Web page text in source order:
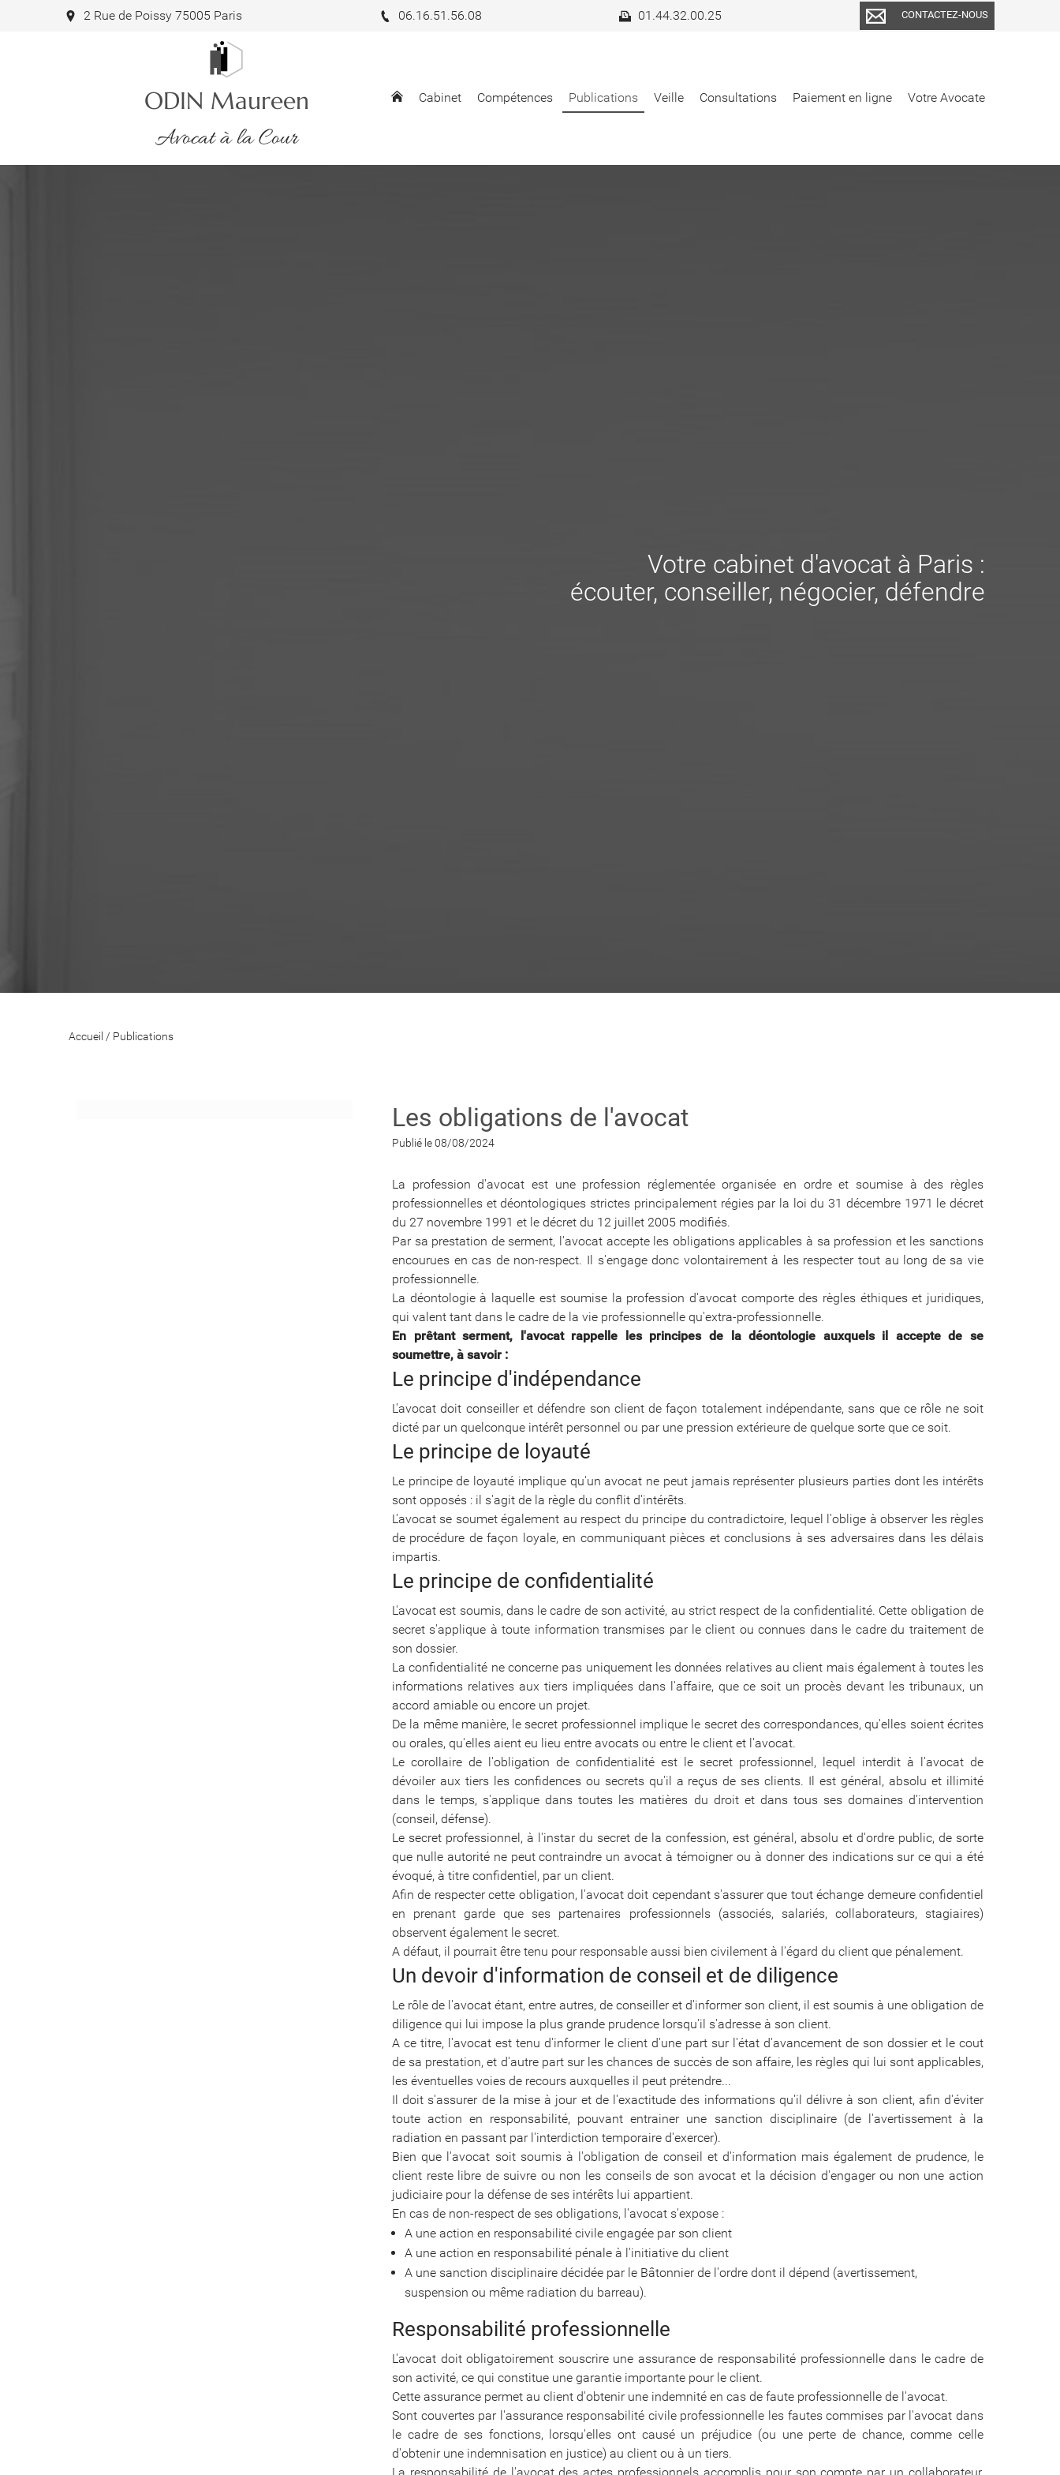
ODIN Maureen
Avocat à la Cour
Cabinet Compétences Publications Veille Consultations Paiement en ligne Votre Avocate
2 Rue de Poissy 75005 Paris 06.16.51.56.08 01.44.32.00.25 CONTACTEZ-NOUS
Votre cabinet d'avocat à Paris :
écouter, conseiller, négocier, défendre
Accueil / Publications
Les obligations de l'avocat
Publié le 08/08/2024
La profession d'avocat est une profession réglementée organisée en ordre et soumise à des règles
professionnelles et déontologiques strictes principalement régies par la loi du 31 décembre 1971 le décret
du 27 novembre 1991 et le décret du 12 juillet 2005 modifiés.
Par sa prestation de serment, l'avocat accepte les obligations applicables à sa profession et les sanctions
encourues en cas de non-respect. Il s'engage donc volontairement à les respecter tout au long de sa vie
professionnelle.
La déontologie à laquelle est soumise la profession d'avocat comporte des règles éthiques et juridiques,
qui valent tant dans le cadre de la vie professionnelle qu'extra-professionnelle.
En prêtant serment, l'avocat rappelle les principes de la déontologie auxquels il accepte de se
soumettre, à savoir :
Le principe d'indépendance
L'avocat doit conseiller et défendre son client de façon totalement indépendante, sans que ce rôle ne soit
dicté par un quelconque intérêt personnel ou par une pression extérieure de quelque sorte que ce soit.
Le principe de loyauté
Le principe de loyauté implique qu'un avocat ne peut jamais représenter plusieurs parties dont les intérêts
sont opposés : il s'agit de la règle du conflit d'intérêts.
L'avocat se soumet également au respect du principe du contradictoire, lequel l'oblige à observer les règles
de procédure de façon loyale, en communiquant pièces et conclusions à ses adversaires dans les délais
impartis.
Le principe de confidentialité
L'avocat est soumis, dans le cadre de son activité, au strict respect de la confidentialité. Cette obligation de
secret s'applique à toute information transmises par le client ou connues dans le cadre du traitement de
son dossier.
La confidentialité ne concerne pas uniquement les données relatives au client mais également à toutes les
informations relatives aux tiers impliquées dans l'affaire, que ce soit un procès devant les tribunaux, un
accord amiable ou encore un projet.
De la même manière, le secret professionnel implique le secret des correspondances, qu'elles soient écrites
ou orales, qu'elles aient eu lieu entre avocats ou entre le client et l'avocat.
Le corollaire de l'obligation de confidentialité est le secret professionnel, lequel interdit à l'avocat de
dévoiler aux tiers les confidences ou secrets qu'il a reçus de ses clients. Il est général, absolu et illimité
dans le temps, s'applique dans toutes les matières du droit et dans tous ses domaines d'intervention
(conseil, défense).
Le secret professionnel, à l'instar du secret de la confession, est général, absolu et d'ordre public, de sorte
que nulle autorité ne peut contraindre un avocat à témoigner ou à donner des indications sur ce qui a été
évoqué, à titre confidentiel, par un client.
Afin de respecter cette obligation, l'avocat doit cependant s'assurer que tout échange demeure confidentiel
en prenant garde que ses partenaires professionnels (associés, salariés, collaborateurs, stagiaires)
observent également le secret.
A défaut, il pourrait être tenu pour responsable aussi bien civilement à l'égard du client que pénalement.
Un devoir d'information de conseil et de diligence
Le rôle de l'avocat étant, entre autres, de conseiller et d'informer son client, il est soumis à une obligation de
diligence qui lui impose la plus grande prudence lorsqu'il s'adresse à son client.
A ce titre, l'avocat est tenu d'informer le client d'une part sur l'état d'avancement de son dossier et le cout
de sa prestation, et d'autre part sur les chances de succès de son affaire, les règles qui lui sont applicables,
les éventuelles voies de recours auxquelles il peut prétendre...
Il doit s'assurer de la mise à jour et de l'exactitude des informations qu'il délivre à son client, afin d'éviter
toute action en responsabilité, pouvant entrainer une sanction disciplinaire (de l'avertissement à la
radiation en passant par l'interdiction temporaire d'exercer).
Bien que l'avocat soit soumis à l'obligation de conseil et d'information mais également de prudence, le
client reste libre de suivre ou non les conseils de son avocat et la décision d'engager ou non une action
judiciaire pour la défense de ses intérêts lui appartient.
En cas de non-respect de ses obligations, l'avocat s'expose :
A une action en responsabilité civile engagée par son client
A une action en responsabilité pénale à l'initiative du client
A une sanction disciplinaire décidée par le Bâtonnier de l'ordre dont il dépend (avertissement,
suspension ou même radiation du barreau).
Responsabilité professionnelle
L'avocat doit obligatoirement souscrire une assurance de responsabilité professionnelle dans le cadre de
son activité, ce qui constitue une garantie importante pour le client.
Cette assurance permet au client d'obtenir une indemnité en cas de faute professionnelle de l'avocat.
Sont couvertes par l'assurance responsabilité civile professionnelle les fautes commises par l'avocat dans
le cadre de ses fonctions, lorsqu'elles ont causé un préjudice (ou une perte de chance, comme celle
d'obtenir une indemnisation en justice) au client ou à un tiers.
La responsabilité de l'avocat des actes professionnels accomplis pour son compte par un collaborateur,